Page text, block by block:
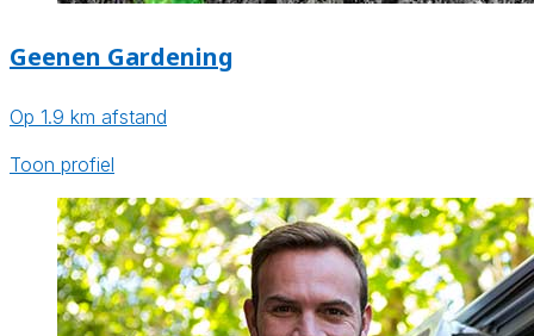
Geenen Gardening
Op 1.9 km afstand
Toon profiel